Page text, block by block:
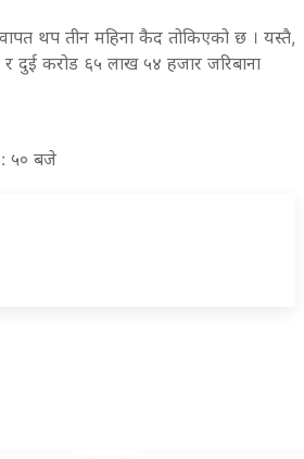
थप तीन महिना कैद तोकिएको छ । यस्तै,
दुई करोड ६५ लाख ५४ हजार जरिबाना
: ५० बजे